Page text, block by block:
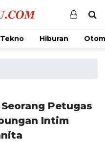
Tekno Hiburan
Petugas
Intim